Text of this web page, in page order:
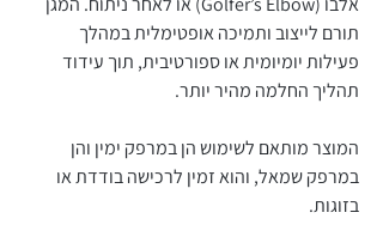
תורם לייצוב ותמיכה אופטימלית במהלך
פעילות יומיומית או ספורטיבית, תוך עידוד
תהליך החלמה מהיר יותר.
‎המוצר מותאם לשימוש הן במרפק ימין והן
במרפק שמאל, והוא זמין לרכישה בודדת או
בזוגות.